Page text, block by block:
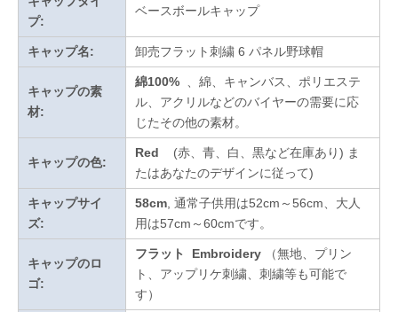
プ:
ベースボールキャップ
キャップ名: 卸売フラット刺繍 6 パネル野球帽
キャップの素
材:
綿100%
、綿、キャンバス、ポリエステ
ル、アクリルなどのバイヤーの需要に応
じたその他の素材。
キャップの色:
Red (赤、青、白、黒など在庫あり) ま
たはあなたのデザインに従って)
キャップサイ
ズ:
58cm , 通常子供用は52cm～56cm、大人
用は57cm～60cmです。
キャップのロ
ゴ:
フラット Embroidery （無地、プリン
ト、アップリケ刺繍、刺繍等も可能で
す）